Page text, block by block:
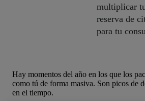
multiplicar
reserva de
para tu
Hay momentos del año en los que los
como tú de forma masiva. Son picos de
en el tiempo.